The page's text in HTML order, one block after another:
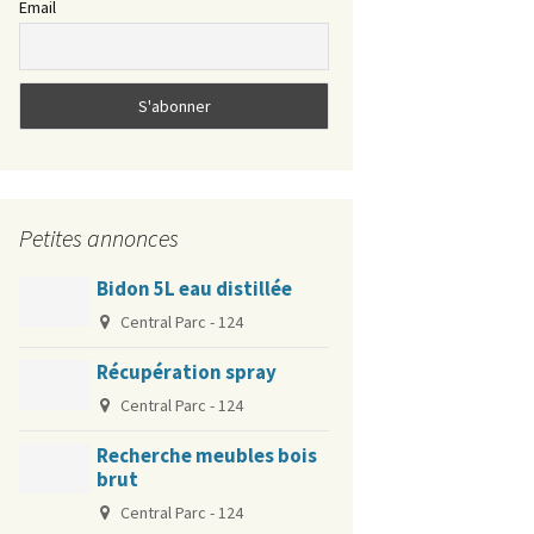
Protection Pigeons
Spécial innondation
Jazz dans le quartier
La cartographie du bruit
Email
Petites annonces
Bidon 5L eau distillée
Central Parc - 124
Récupération spray
Central Parc - 124
Recherche meubles bois
brut
Central Parc - 124